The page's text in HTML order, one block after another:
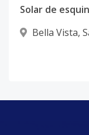
Bella Vista,